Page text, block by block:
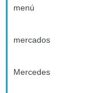
menú
mercados
Mercedes